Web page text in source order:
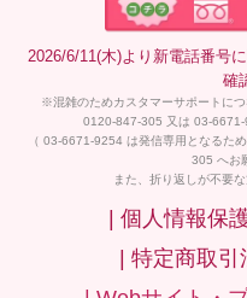
2026/6/11(木)より新電話番号
確
※混雑のためカスタマーサポートに
0120-847-305 又は 03-6671-
（ 03-6671-9254 は発信専用となるた
305 へお
また、折り返しが不要
| 個人情報保
| 特定商取引